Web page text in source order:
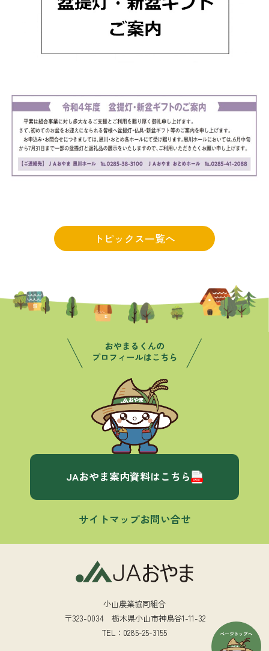
トピックス一覧へ
JAおやま案内資料はこちら
サイトマップお問い合せ
小山農業協同組合
〒323-0034 栃木県小山市神鳥谷1-11-32
TEL：0285-25-3155